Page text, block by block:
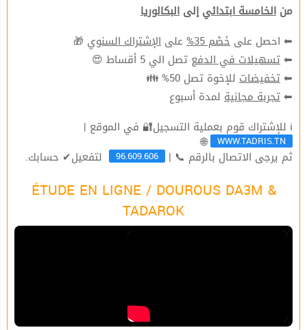
من الخامسة ابتدائي إلى البكالوريا
⬅ احصل على خَصْم 35% على الإشتراك السنوي 🎁
⬅تسهيلات في الدفع تصل الي 5 أقساط 😍
⬅تخفيضات للإخوة تصل 50% 👪
⬅تجربة مجانية لمدة أسبوع
ℹ للإشتراك قوم بعملية التسجيل🔐 في الموقع |
WWW.TADRIS.TN
🌐
ثم يرجى الاتصال بالرقم 📞 | 96.609.606 لتفعيل✔ حسابك.
ÉTUDE EN LIGNE / DOUROUS DA3M &
TADAROK